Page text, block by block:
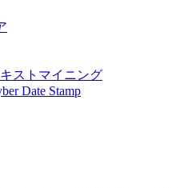
キストマイニング
Date Stamp